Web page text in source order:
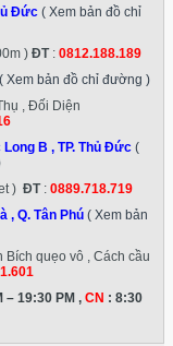
Đức( Xem bản đồ chỉ
) ĐT: 0812.188.189
( Xem bản đồ chỉ đường )
, Đối Diện
B , TP. Thủ Đức (
) ĐT: 0889.718.719
, Q. Tân Phú ( Xem bản
quẹo vô , Cách cầu
19:30 PM , CN : 8:30